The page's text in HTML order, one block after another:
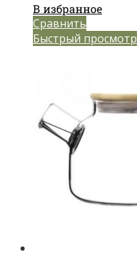
В избранное
Сравнить
Быстрый просмотр